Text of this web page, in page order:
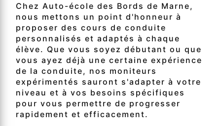
Chez Auto-école des Bords de Marne,
nous mettons un point d'honneur à
proposer des cours de conduite
personnalisés et adaptés à chaque
élève. Que vous soyez débutant ou que
vous ayez déjà une certaine expérience
de la conduite, nos moniteurs
expérimentés sauront s'adapter à votre
niveau et à vos besoins spécifiques
pour vous permettre de progresser
rapidement et efficacement.